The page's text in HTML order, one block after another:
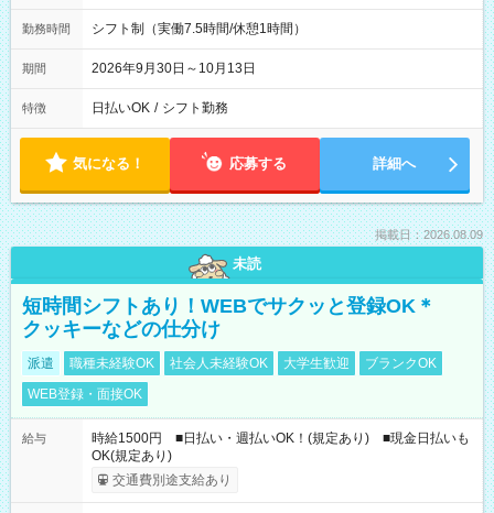
勤務時間 シフト制（実働7.5時間/休憩1時間）
期間 2026年9月30日～10月13日
特徴 日払いOK / シフト勤務
気になる！ 応募する 詳細へ
掲載日：2026.08.09
未読
短時間シフトあり！WEBでサクッと登録OK＊
クッキーなどの仕分け
派遣 職種未経験OK 社会人未経験OK 大学生歓迎
ブランクOK
WEB登録・面接OK
給与
時給1500円 ■日払い・週払いOK！(規定あり) ■現金日払いも
OK(規定あり)
交通費別途支給あり